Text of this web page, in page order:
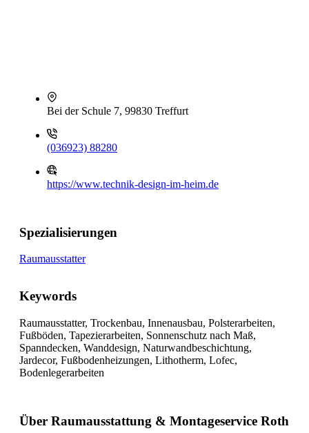
Bei der Schule 7, 99830 Treffurt
(036923) 88280
https://www.technik-design-im-heim.de
Spezialisierungen
Raumausstatter
Keywords
Raumausstatter, Trockenbau, Innenausbau, Polsterarbeiten,
Fußböden, Tapezierarbeiten, Sonnenschutz nach Maß,
Spanndecken, Wanddesign, Naturwandbeschichtung,
Jardecor, Fußbodenheizungen, Lithotherm, Lofec,
Bodenlegerarbeiten
Über Raumausstattung & Montageservice Roth